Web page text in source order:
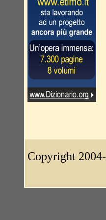
Copyright